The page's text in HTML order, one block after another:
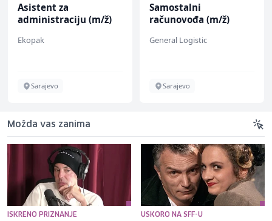
Asistent za
administraciju (m/ž)
Ekopak
Sarajevo
Samostalni
računovođa (m/ž)
General Logistic
Sarajevo
Možda vas zanima
ISKRENO PRIZNANJE USKORO NA SFF-U